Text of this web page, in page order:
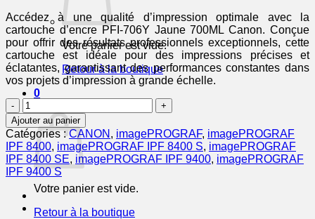
Votre panier est vide.
Retour à la boutique
0
Votre panier est vide.
Retour à la boutique
Accédez à une qualité d’impression optimale avec la
cartouche d’encre PFI-706Y Jaune 700ML Canon. Conçue
pour offrir des résultats professionnels exceptionnels, cette
cartouche est idéale pour des impressions précises et
éclatantes, garantissant des performances constantes dans
vos projets d’impression à grande échelle.
quantité
de
CANON
Cartouche
Encre
PFI-
706Y
Jaune
700ML
Ajouter au panier
Catégories :CANON , imagePROGRAF, imagePROGRAF
IPF 8400, imagePROGRAF IPF 8400 S, imagePROGRAF
IPF 8400 SE, imagePROGRAF IPF 9400, imagePROGRAF
IPF 9400 S